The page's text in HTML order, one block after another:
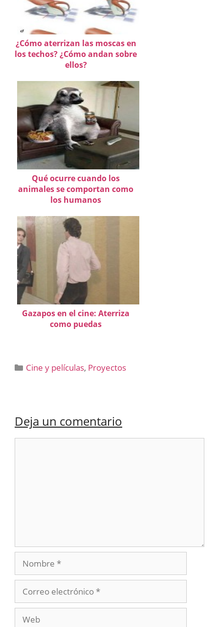
¿Cómo aterrizan las moscas en
los techos? ¿Cómo andan sobre
ellos?
Qué ocurre cuando los
animales se comportan como
los humanos
Gazapos en el cine: Aterriza
como puedas
Categorías
Cine y películas, Proyectos
Deja un comentario
Nombre
electrónico